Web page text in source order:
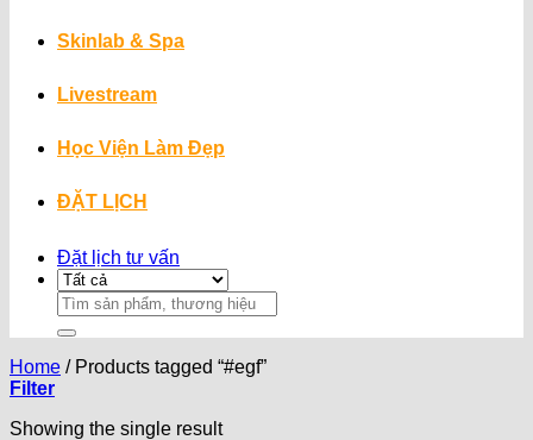
Skinlab & Spa
Livestream
Học Viện Làm Đẹp
ĐẶT LỊCH
Đặt lịch tư vấn
Search
for:
Home /Products tagged “#egf”
Filter
Showing the single result